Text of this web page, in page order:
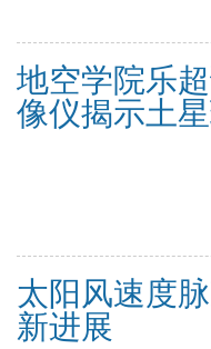
地空学院乐
像仪揭示土
太阳风速度
新进展